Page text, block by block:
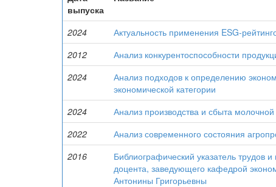
выпуска
2024 Актуальность применения ESG-
2012
Анализ конкурентоспособности
2024
Анализ подходов к определению
экономической категории
2024 Анализ производства и сбыта
2022
Анализ современного состояния
2016
Библиографический указатель трудов
доцента, заведующего кафедрой
Антонины Григорьевны